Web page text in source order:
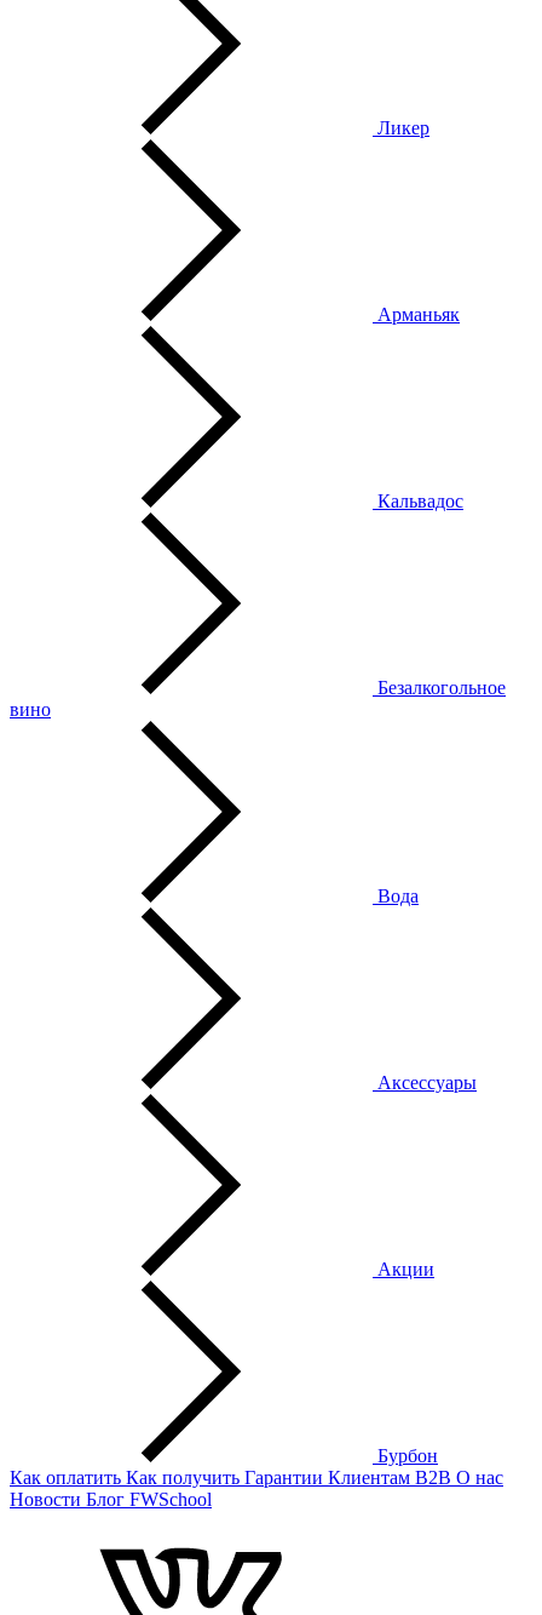
Ликер
Арманьяк
Кальвадос
Безалкогольное
вино
Вода
Аксессуары
Акции
Бурбон
Как оплатить Как получить Гарантии Клиентам B2B О нас
Новости Блог FWSchool